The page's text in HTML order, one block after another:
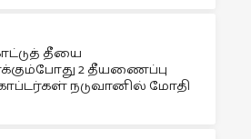
தீயை
2 தீயணைப்பு
நடுவானில் மோதி